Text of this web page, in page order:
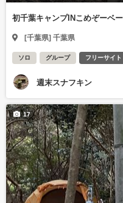
初千葉キャンプINこめぞーベ
[千葉県] 千葉県
ソロ グループ フリーサイト
週末スナフキン
17